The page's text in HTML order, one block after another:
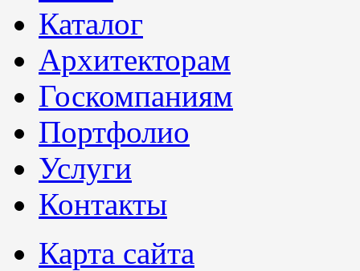
Каталог
Архитекторам
Госкомпаниям
Портфолио
Услуги
Контакты
Карта сайта